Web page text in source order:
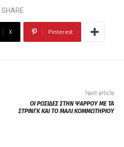
SHARE
X Pinterest
Next article
ΟΙ ΡΩΣΙΔΕΣ ΣΤΗΝ ΨΑΡΡΟΥ ΜΕ ΤΑ
ΣΤΡΙΝΓΚ ΚΑΙ ΤΟ ΜΑΛΙ ΚΟΜΜΩΤΗΡΙΟΥ